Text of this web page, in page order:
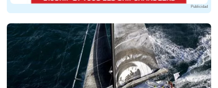
Publicidad